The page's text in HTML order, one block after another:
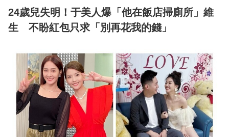
24歲兒失明！于美人爆「他在飯店掃廁所」維
生 不盼紅包只求「別再花我的錢」